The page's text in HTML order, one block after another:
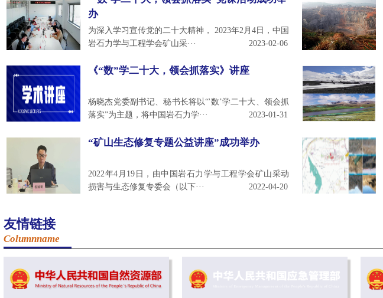
办
为深入学习宣传党的二十大精神， 2023年2月4日，中国
岩石力学与工程学会矿山采···
2023-02-06
《“数”学二十大，领会抓落实》讲座
杨晓杰党委副书记、秘书长将以“'数’学二十大、领会抓
落实”为主题，将中国岩石力学···
2023-01-31
“矿山生态修复专题公益讲座”成功举办
2022年4月19日，由中国岩石力学与工程学会矿山采动
损害与生态修复专委会（以下···
2022-04-20
友情链接
Columnname